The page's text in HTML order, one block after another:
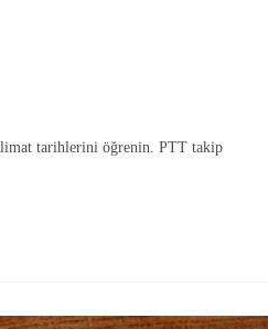
tarihlerini öğrenin. PTT takip